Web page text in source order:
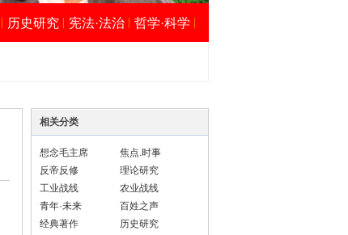
历史研究 宪法·法治 哲学·科学
相关分类
想念毛主席
焦点.时事
反帝反修
理论研究
工业战线
农业战线
青年·未来
百姓之声
经典著作
历史研究